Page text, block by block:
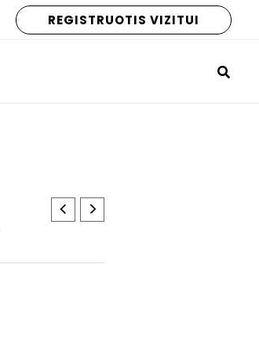
REGISTRUOTIS VIZITUI